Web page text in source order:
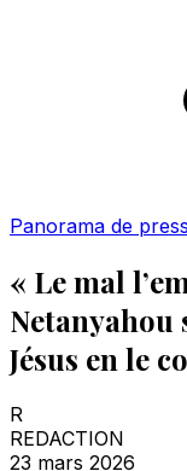
Panorama de
« Le mal
Netanyahou
Jésus en le
R
REDACTION
23 mars 2026